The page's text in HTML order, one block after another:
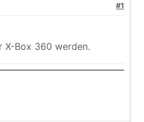
#1
X-Box 360 werden.